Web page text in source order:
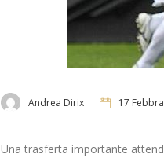
Andrea Dirix 17
Una trasferta importante